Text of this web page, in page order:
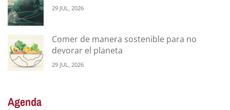
29 JUL, 2026
Comer de manera sostenible para no
devorar el planeta
29 JUL, 2026
Agenda